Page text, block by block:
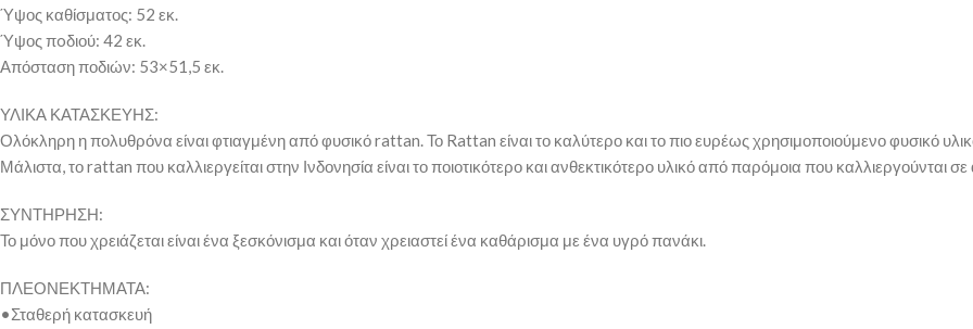
Ύψος καθίσματος: 52 εκ.
Ύψος πoδιού: 42 εκ.
Απόσταση ποδιών: 53×51,5 εκ.
ΥΛΙΚΑ ΚΑΤΑΣΚΕΥΗΣ:
Ολόκληρη η πολυθρόνα είναι φτιαγμένη από φυσικό rattan. Το Rattan είναι το καλύτερο και το πιο ευρέως χρησιμοποιούμενο φυσικό
Μάλιστα, το rattan που καλλιεργείται στην Ινδονησία είναι το ποιοτικότερο και ανθεκτικότερο υλικό από παρόμοια που καλλιεργούνται
ΣΥΝΤΗΡΗΣΗ:
Το μόνο που χρειάζεται είναι ένα ξεσκόνισμα και όταν χρειαστεί ένα καθάρισμα με ένα υγρό πανάκι.
ΠΛΕΟΝΕΚΤΗΜΑΤΑ:
•Σταθερή κατασκευή